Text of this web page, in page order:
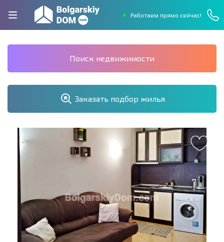
Работаем прямо сейчас!
Поиск недвижимости
Заказать подбор жилья